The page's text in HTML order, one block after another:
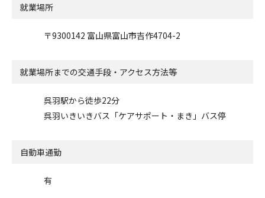
就業場所
〒9300142 富山県富山市吉作4704-2
就業場所までの交通手段・アクセス方法等
呉羽駅から徒歩22分
呉羽いきいきバス「ケアサポート・まき」バス停
自動車通勤
有